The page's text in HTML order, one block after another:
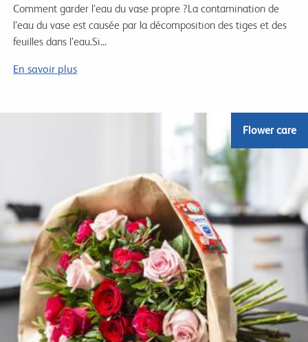
Comment garder l’eau du vase propre ?La contamination de
l’eau du vase est causée par la décomposition des tiges et des
feuilles dans l’eau.Si...
En savoir plus
Flower care